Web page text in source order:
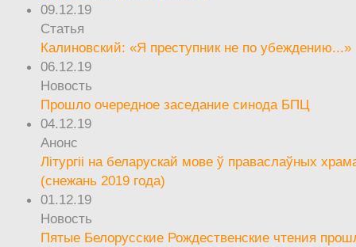
09.12.19
Статья
Калиновский: «Я преступник не по убеждению...»
06.12.19
Новость
Прошло очередное заседание синода БПЦ
04.12.19
Анонс
Літургіі на беларускай мове ў праваслаўных
(снежань 2019 года)
01.12.19
Новость
Пятые Белорусские Рождественские чтения